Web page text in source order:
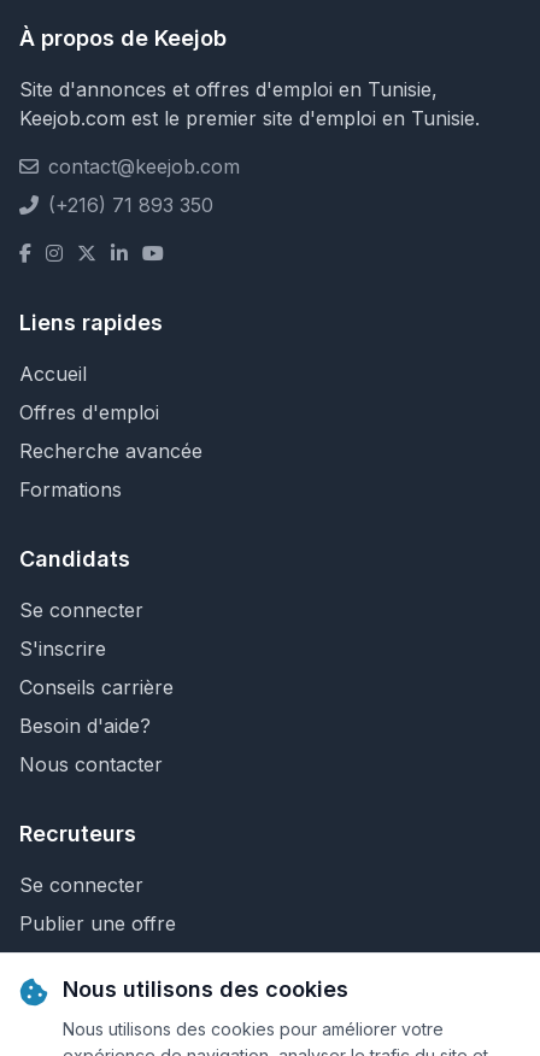
À propos de Keejob
Site d'annonces et offres d'emploi en Tunisie,
Keejob.com est le premier site d'emploi en Tunisie.
contact@keejob.com
(+216) 71 893 350
Liens rapides
Accueil
Offres d'emploi
Recherche avancée
Formations
Candidats
Se connecter
S'inscrire
Conseils carrière
Besoin d'aide?
Nous contacter
Recruteurs
Se connecter
Publier une offre
Nous contacter
Nous utilisons des cookies
Nous utilisons des cookies pour améliorer votre